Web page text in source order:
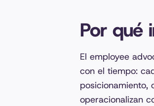
Por qué
El employee
con el tiempo:
posicionamiento,
operacionalizan